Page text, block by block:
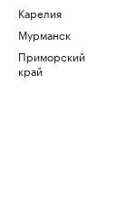
Карелия
Мурманск
Приморский
край